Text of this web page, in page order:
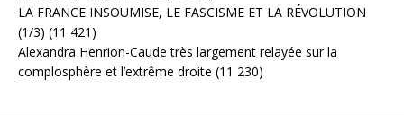
LA FRANCE INSOUMISE, LE FASCISME ET LA RÉVOLUTION
(1/3) (11 421)
Alexandra Henrion-Caude très largement relayée sur la
complosphère et l’extrême droite (11 230)